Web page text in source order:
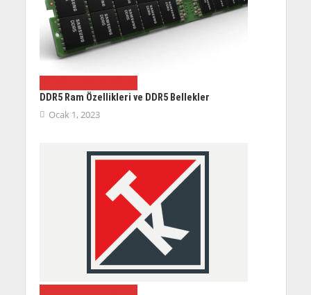
DDR5 Ram Özellikleri ve DDR5 Bellekler
Ocak 1, 2023